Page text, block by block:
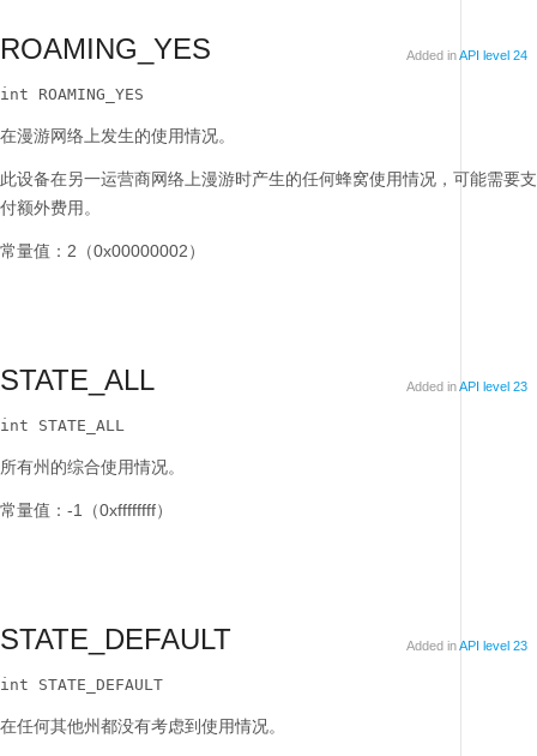
ROAMING_YES Added inAPI level 24
int ROAMING_YES
在漫游网络上发生的使用情况。
此设备在另一运营商网络上漫游时产生的任何蜂窝使用情况，可能需要支
付额外费用。
常量值：2（0x00000002）
STATE_ALL Added inAPI level 23
int STATE_ALL
所有州的综合使用情况。
常量值：-1（0xffffffff）
STATE_DEFAULT Added inAPI level 23
int STATE_DEFAULT
在任何其他州都没有考虑到使用情况。